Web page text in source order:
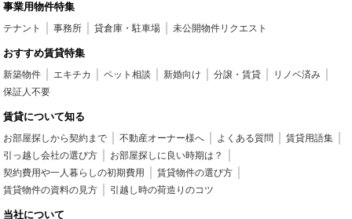
事業用物件特集
テナント 事務所 貸倉庫・駐車場 未公開物件リクエスト
おすすめ賃貸特集
新築物件 エキチカ ペット相談 新婚向け 分譲・賃貸
リノベ済み
保証人不要
賃貸について知る
お部屋探しから契約まで 不動産オーナー様へ よくある質問
賃貸用語集
引っ越し会社の選び方
お部屋探しに良い時期は？
契約費用や一人暮らしの初期費用
賃貸物件の選び方
賃貸物件の資料の見方
引越し時の荷造りのコツ
当社について